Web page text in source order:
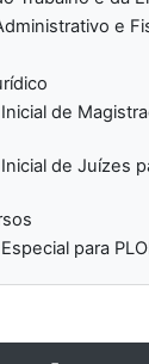
e
de
de Juízes
para